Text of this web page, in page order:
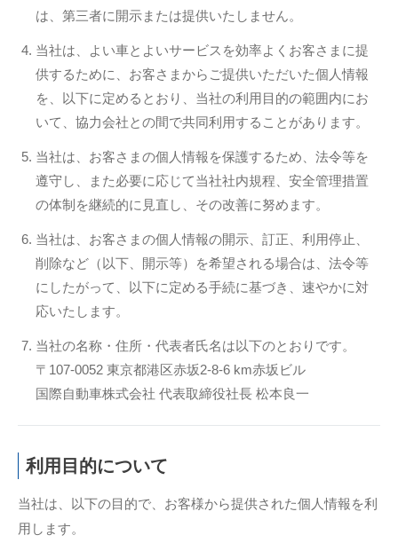
は、第三者に開示または提供いたしません。
当社は、よい車とよいサービスを効率よくお客さまに提
供するために、お客さまからご提供いただいた個人情報
を、以下に定めるとおり、当社の利用目的の範囲内にお
いて、協力会社との間で共同利用することがあります。
当社は、お客さまの個人情報を保護するため、法令等を
遵守し、また必要に応じて当社社内規程、安全管理措置
の体制を継続的に見直し、その改善に努めます。
当社は、お客さまの個人情報の開示、訂正、利用停止、
削除など（以下、開示等）を希望される場合は、法令等
にしたがって、以下に定める手続に基づき、速やかに対
応いたします。
当社の名称・住所・代表者氏名は以下のとおりです。
〒107-0052 東京都港区赤坂2-8-6 km赤坂ビル
国際自動車株式会社 代表取締役社長 松本良一
利用目的について
当社は、以下の目的で、お客様から提供された個人情報を利
用します。